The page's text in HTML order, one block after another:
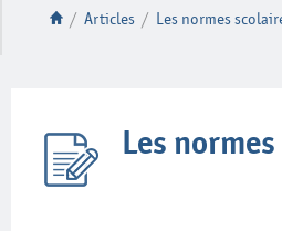
/ Articles / Les normes
Les